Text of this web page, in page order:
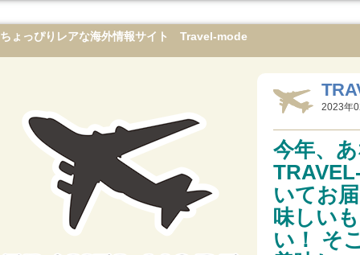
ちょっぴりレアな海外情報サイト Travel-mode
2023年
今年、
いてお
味しい
い！ そ